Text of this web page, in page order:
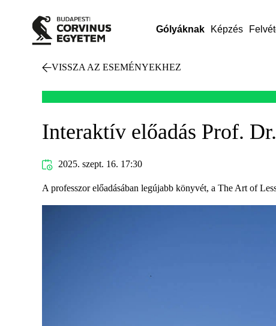
Gólyáknak Képzés
VISSZA AZ ESEMÉNYEKHEZ
Interaktív előadás Prof.
2025. szept. 16. 17:30
A professzor előadásában legújabb könyvét, a The Art of